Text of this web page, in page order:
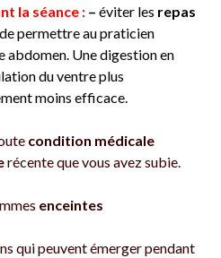
la séance : – éviter les repas
permettre au praticien
abdomen. Une digestion en
du ventre plus
moins efficace.
condition médicale
récente que vous avez subie.
enceintes
qui peuvent émerger pendant